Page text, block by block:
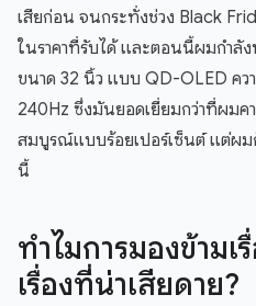
เสียก่อน จนกระทั่งช่วง Black
ในราคาที่รับได้ และตอนนี้ผมกำลั
ขนาด 32 นิ้ว แบบ QD-OLED คว
240Hz ซึ่งมันยอดเยี่ยมกว่าที่ผมค
สมบูรณ์แบบร้อยเปอร์เซ็นต์ แต่ผม
นี้
ทำไมการมองข้าม
เรื่องที่น่าเสียดาย?